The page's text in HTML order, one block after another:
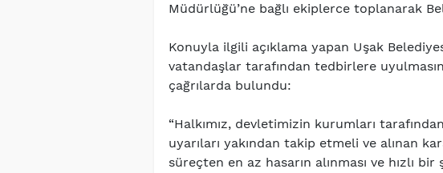
Müdürlüğü’ne bağlı ekiplerce toplanarak
Konuyla ilgili açıklama yapan Uşak
vatandaşlar tarafından tedbirlere
çağrılarda bulundu:
“Halkımız, devletimizin kurumları
uyarıları yakından takip etmeli ve alınan
süreçten en az hasarın alınması ve hızlı